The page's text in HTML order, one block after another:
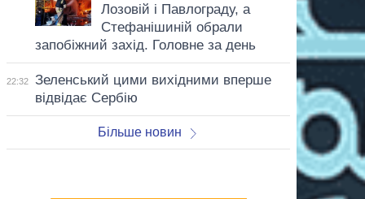
Лозовій і Павлограду, а
Стефанішиній обрали
запобіжний захід. Головне за день
22:32
Зеленський цими вихідними вперше
відвідає Сербію
Більше новин